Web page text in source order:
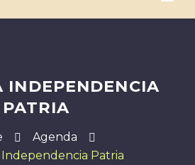
INDEPENDENCIA
PATRIA
Agenda
Patria